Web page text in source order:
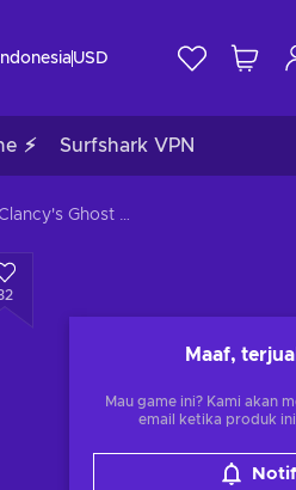
USD
⚡ Surfshark VPN
Tom Clancy's Ghost Recon: Wildlands - Season Pass Year 1 (DLC) Uplay Key GLOBAL
Maaf,
Mau game ini? Kami akan
email ketika produk